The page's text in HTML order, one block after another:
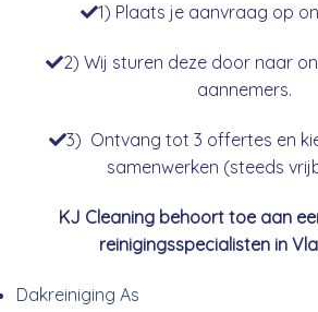
1) Plaats je aanvraag op
2) Wij sturen deze door naar
aannemers.
3) Ontvang tot 3 offertes en
samenwerken (steeds
KJ Cleaning behoort toe aan
reinigingsspecialisten in
Dakreiniging As